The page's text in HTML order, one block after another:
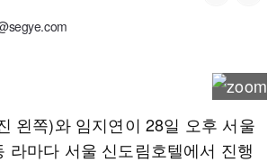
왼쪽)와 임지연이 28일 오후 서울
라마다 서울 신도림호텔에서 진행